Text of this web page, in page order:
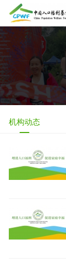
机构动态